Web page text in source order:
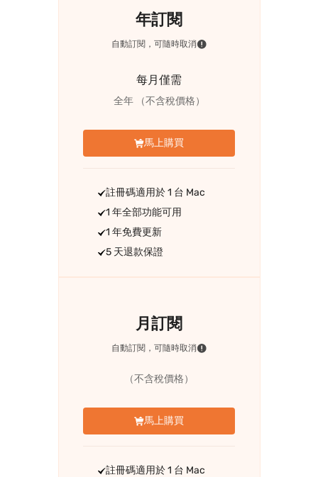
年訂閱
自動訂閱，可隨時取消
每月僅需
全年 （不含稅價格）
馬上購買
註冊碼適用於 1 台 Mac
1 年全部功能可用
1 年免費更新
5 天退款保證
月訂閱
自動訂閱，可隨時取消
（不含稅價格）
馬上購買
註冊碼適用於 1 台 Mac